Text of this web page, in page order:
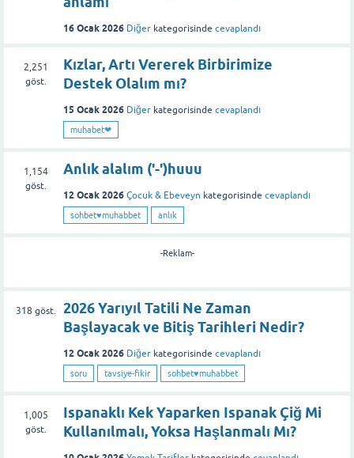
16 Ocak 2026 Diğer kategorisinde cevaplandı
2,251
göst.
Kızlar, Artı Vererek Birbirimize
Destek Olalım mı?
15 Ocak 2026 Diğer kategorisinde cevaplandı
muhabet❤
1,154
göst.
Anlık alalım ('-')huuu
12 Ocak 2026 Çocuk & Ebeveyn kategorisinde cevaplandı
sohbet♥️muhabbet anlık
-Reklam-
318 göst.
2026 Yarıyıl Tatili Ne Zaman
Başlayacak ve Bitiş Tarihleri Nedir?
12 Ocak 2026 Diğer kategorisinde cevaplandı
soru tavsiye-fikir sohbet♥️muhabbet
1,005
göst.
Ispanaklı Kek Yaparken Ispanak Çiğ Mi
Kullanılmalı, Yoksa Haşlanmalı Mı?